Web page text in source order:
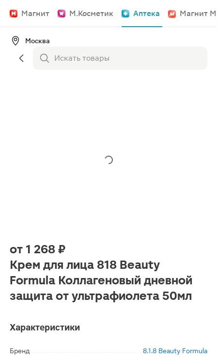
Магнит М.Косметик Аптека Магнит
Москва
от 1 268 ₽
Крем для лица 818 Beauty
Formula Коллагеновый дневной
защита от ультрафиолета 50мл
Характеристики
Бренд
8.1.8 Beauty Formula